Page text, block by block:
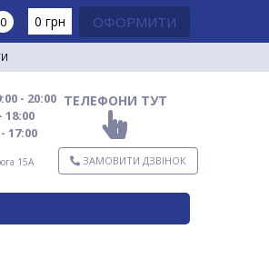
0 0 грн ОФОРМИТИ
- 20:00
18:00
17:00
15А
ТЕЛЕФОНИ ТУТ
ЗАМОВИТИ ДЗВІНОК